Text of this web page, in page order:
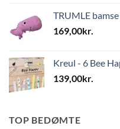
TRUMLE
169,00kr.
Kreul - 6 Bee
139,00kr.
TOP BEDØMTE